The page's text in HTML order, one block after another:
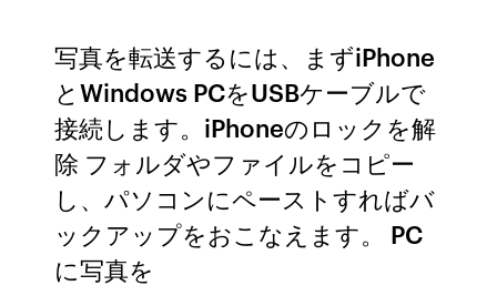
写真を転送するには、まずiPhone
とWindows PCをUSBケーブルで
接続します。iPhoneのロックを解
除 フォルダやファイルをコピー
し、パソコンにペーストすればバ
ックアップをおこなえます。 PC
に写真を